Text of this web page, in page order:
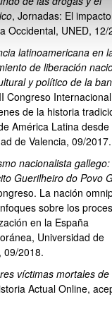
, Jornadas: El
Occidental, UNED, 12/
latinoamericana en
de liberación
y político de la
Congreso
de la historia
América Latina desde
de Valencia, 09/2017.
nacionalista
Guerilheiro do Povo
La nación
sobre los
en la España
Universidad de
09/2018.
víctimas mortales de
Actual Online,